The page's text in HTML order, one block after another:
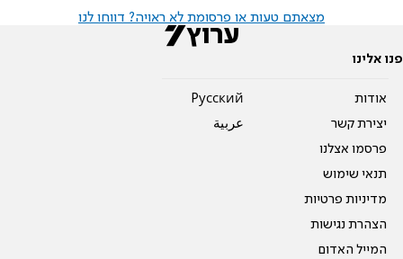
מצאתם טעות או פרסומת לא ראויה? דווחו לנו
פנו אלינו
אודות
יצירת קשר
פרסמו אצלנו
תנאי שימוש
מדיניות פרטיות
הצהרת נגישות
המייל האדום
Pусский
عربية